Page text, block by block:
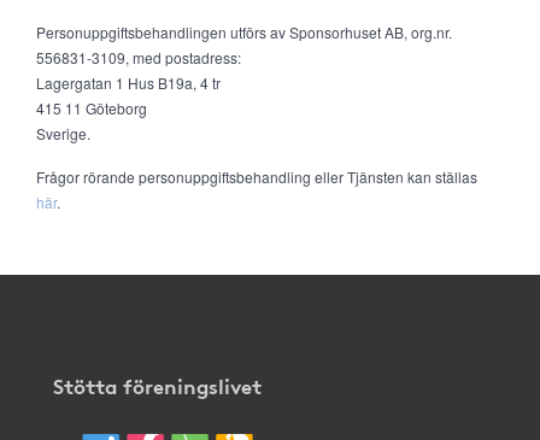
Personuppgiftsbehandlingen utförs av Sponsorhuset AB, org.nr.
556831-3109, med postadress:
Lagergatan 1 Hus B19a, 4 tr
415 11 Göteborg
Sverige.
Frågor rörande personuppgiftsbehandling eller Tjänsten kan ställas
här.
Stötta föreningslivet